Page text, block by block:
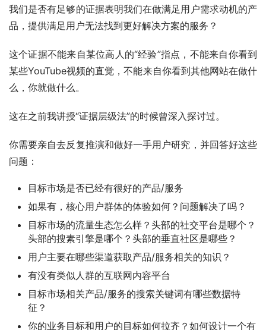
我们是否有足够的证据表明我们在做满足用户需求动机的产
品，提供满足用户无法找到更好解决方案的服务？
这个证据不能来自某位高人的“经验”指点，不能来自你看到
某些YouTube视频的直觉，不能来自你看到其他网站在做什
么，你就做什么。
这在之前我讲授“证据层级法”的时候曾深入探讨过。
你需要亲自去反复推演和做好一手用户研究，并回答好这些
问题：
目标市场是否已经有很好的产品/服务
如果有，核心用户群体的体验如何？问题解决了吗？
目标市场的流量生态怎么样？头部的社交平台是哪个？
头部的搜素引擎是哪个？头部的垂直社区是哪些？
用户主要在哪些渠道获取产品/服务相关的知识？
有没有类似人群的互联网内容平台
目标市场相关产品/服务的搜索关键词有哪些数据特
征？
你的业务目标和用户的目标如何拉齐？如何设计一个有